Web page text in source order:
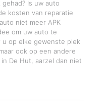
Is uw auto
kosten van reparatie
niet meer APK
om uw auto te
op elke gewenste plek
ook op een andere
De Hut, aarzel dan niet